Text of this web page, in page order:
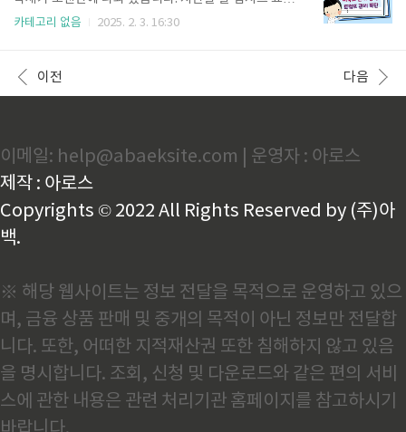
던 코스피가 하루 만에 반등하며 2481.69로 마감했다.
멕시코·캐나다에 대한 관세 유예가 호재로 작용했지만,
한됐다.특히, 건강관리기술·우주항공·기계·소프트웨어
업..
에 이어 큰 악재가 연속으로 나와주고 있으며, 가장 중
입니다. 폭등 전에 지금 바로 아래 링크로 들어가세요!
오늘의 추천주 바로가기 1. 2월 3일 국내 증시 장마감!
습니다. 코스피(-2.52%), 일본 닛케이225(-2.66%),
대만 자취안지수(-3.53%) 등이 큰 폭으로 하락했으며,
자동차 및 반도체 기업이 낙폭을 주도했..
카테고리 없음 2025. 2. 3. 16:30
이전 다음
이메일: help@abaeksite.com | 운영자 : 아로스
제작 : 아로스
Copyrights © 2022 All Rights Reserved by (주)아
백.
※ 해당 웹사이트는 정보 전달을 목적으로 운영하고 있으
며, 금융 상품 판매 및 중개의 목적이 아닌 정보만 전달합
니다. 또한, 어떠한 지적재산권 또한 침해하지 않고 있음
을 명시합니다. 조회, 신청 및 다운로드와 같은 편의 서비
스에 관한 내용은 관련 처리기관 홈페이지를 참고하시기